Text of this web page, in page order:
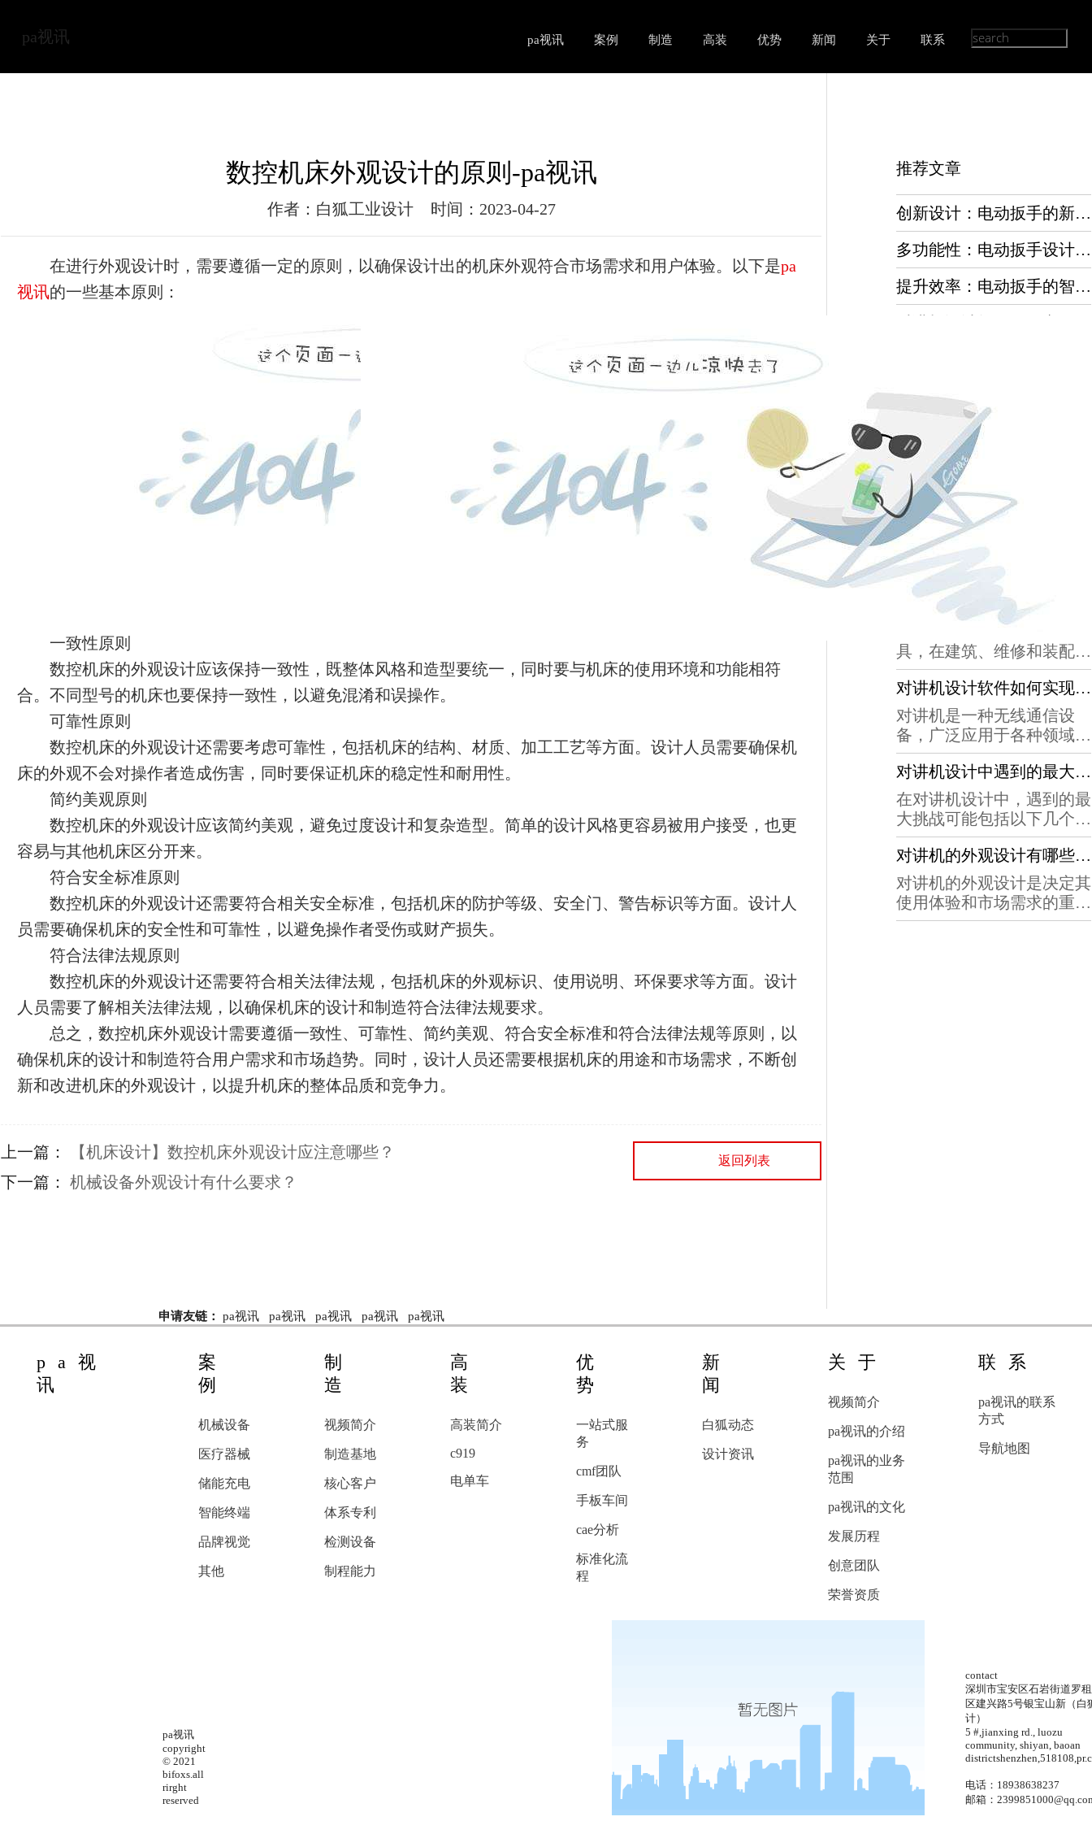
pa视讯 pa视讯 案例 制造 高装 优势 新闻 关于 联系
数控机床外观设计的原则-pa视讯
作者：白狐工业设计 时间：2023-04-27
在进行外观设计时，需要遵循一定的原则，以确保设计出的机床外观符合市场需求和用户体验。以下是pa
视讯的一些基本原则：
一致性原则
数控机床的外观设计应该保持一致性，既整体风格和造型要统一，同时要与机床的使用环境和功能相符
合。不同型号的机床也要保持一致性，以避免混淆和误操作。
可靠性原则
数控机床的外观设计还需要考虑可靠性，包括机床的结构、材质、加工工艺等方面。设计人员需要确保机
床的外观不会对操作者造成伤害，同时要保证机床的稳定性和耐用性。
简约美观原则
数控机床的外观设计应该简约美观，避免过度设计和复杂造型。简单的设计风格更容易被用户接受，也更
容易与其他机床区分开来。
符合安全标准原则
数控机床的外观设计还需要符合相关安全标准，包括机床的防护等级、安全门、警告标识等方面。设计人
员需要确保机床的安全性和可靠性，以避免操作者受伤或财产损失。
符合法律法规原则
数控机床的外观设计还需要符合相关法律法规，包括机床的外观标识、使用说明、环保要求等方面。设计
人员需要了解相关法律法规，以确保机床的设计和制造符合法律法规要求。
总之，数控机床外观设计需要遵循一致性、可靠性、简约美观、符合安全标准和符合法律法规等原则，以
确保机床的设计和制造符合用户需求和市场趋势。同时，设计人员还需要根据机床的用途和市场需求，不断创
新和改进机床的外观设计，以提升机床的整体品质和竞争力。
上一篇：
​【机床设计】数控机床外观设计应注意哪些？
下一篇：机械设备外观设计有什么要求？
返回列表
推荐文章
创新设计：电动扳手的新篇章
多功能性：电动扳手设计的多种应用
提升效率：电动扳手的智能化设计
最新动态
在工程领域，电动扳手是一
种不可缺少的工具。然而，
传统的电动扳手存在一些问
题，如效率低下、易损坏和
操作不便等。随着技术的不
断进步，创新设计成为了解
决这些问题的关键。首先，
创新设计可以在很大程度上
提高电动扳手的效率。通过
采用高效电动马达和优化传
动系统，新型电动扳手可以
提供更快的转速和更大的扭
矩，从而在紧...
电动扳手是一种高效、便捷
的紧固和拆卸工具，广泛应
用于各行各业。其基本组成
包括电源、电机、减速器、
握把和夹持装置等部分。工
作原理是通过电源驱动电
机，减速器将转速放大后传
递给夹持装置，从而实现紧
固和拆卸的目的。电动液压
式扭力扳手是应用最为广泛
的电动扳手之一。它采用液
压原理，具有扭矩输出稳
定、冲击小、寿命...
具，在建筑、维修和装配等
行业中得到广泛应用。随着
现代工业的不断发展，生产
效率的要求也越来越高，电
动扳手的效率成为了一个重
要的问题。智能化设计技术
的出现，为电动扳手的效率
提升提供了一种有效的pa视
讯的解决方案。现有的电动
扳手设计主要基于传统的机
械原理，虽然具有一定的力
量和精度，但在操作灵活...
对讲机设计软件如何实现通信功能？
对讲机是一种无线通信设
备，广泛应用于各种领域。
在现代科技的支持下，对讲
机的功能越来越强大，通信
质量也越来越高。本文将介
绍对讲机设计软件如何实现
通信功能，以及这个过程中
的关键技术和问题。一、对
讲机通信原理对讲机通信是
通过无线电波来实现的。当
对讲机发送信号时，它将语
对讲机设计中遇到的最大挑战是什么？
在对讲机设计中，遇到的最
大挑战可能包括以下几个方
面：电池续航时间不足：对
讲机通常需要长时间工作，
因此电池的续航时间是非常
重要的。设计出一款电池续
航时间长的、重量轻巧的对
对讲机的外观设计有哪些可以改进的地方？
对讲机的外观设计是决定其
使用体验和市场需求的重要
因素之一。在现有的对讲机
申请友链： pa视讯 pa视讯 pa视讯 pa视讯 pa视讯
pa视
讯
案
例
机械设备
医疗器械
储能充电
智能终端
品牌视觉
其他
制
造
视频简介
制造基地
核心客户
体系专利
检测设备
制程能力
高
装
高装简介
c919
电单车
优
势
一站式服
务
cmf团队
手板车间
cae分析
标准化流
程
新
闻
白狐动态
设计资讯
关于
视频简介
pa视讯的介绍
pa视讯的业务
范围
pa视讯的文化
发展历程
创意团队
荣誉资质
联系
pa视讯的联系
方式
导航地图
pa视讯
copyright
© 2021
bifoxs.all
rirght
reserved
contact
深圳市宝安区石岩街道罗
区建兴路5号银宝山新（白
计）
5 #,jianxing rd., luozu
community, shiyan, baoan
电话：18938638237
邮箱：